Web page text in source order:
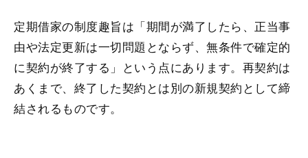
定期借家の制度趣旨は「期間が満了したら、正当事
由や法定更新は一切問題とならず、無条件で確定的
に契約が終了する」という点にあります。再契約は
あくまで、終了した契約とは別の新規契約として締
結されるものです。